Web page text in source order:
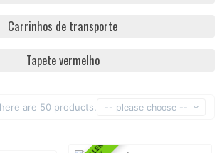
Carrinhos de transporte
Tapete vermelho
are 50 products. -- please choose --